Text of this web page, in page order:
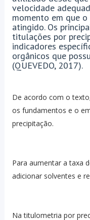
velocidade
momento em que
atingido. Os
titulações por
indicadores
orgânicos que
(QUEVEDO, 2017).
De acordo com o
os fundamentos e o
precipitação.
Para aumentar a taxa
adicionar solventes e
Na titulometria por